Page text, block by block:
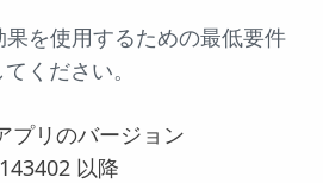
を使用するための最低要件
ください。
プリのバージョン
以降